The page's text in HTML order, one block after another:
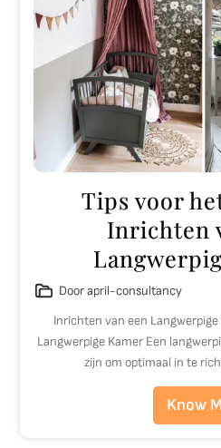
Tips voor
Inrichten
Door april-consultancy
Inrichten van een
Langwerpige Kamer Een
zijn om optimaal in te
Know